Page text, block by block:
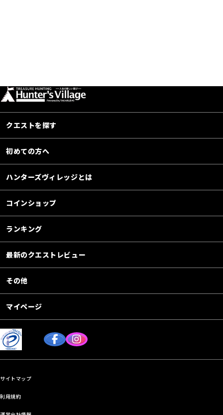
クエストを探す
初めての方へ
ハンターズヴィレッジとは
コインショップ
ランキング
最新のクエストレビュー
その他
マイページ
サイトマップ
利用規約